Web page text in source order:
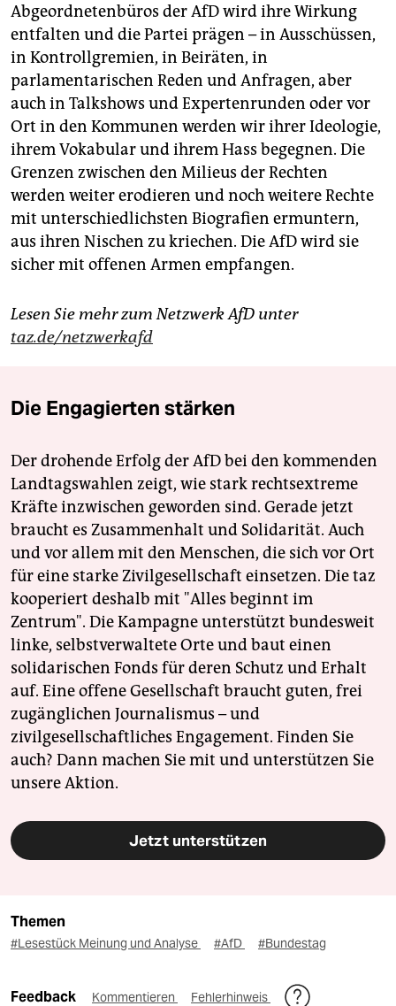
Abgeordnetenbüros der AfD wird ihre Wirkung
entfalten und die Partei prägen – in Ausschüssen,
in Kontrollgremien, in Beiräten, in
parlamentarischen Reden und Anfragen, aber
auch in Talkshows und Expertenrunden oder vor
Ort in den Kommunen werden wir ihrer Ideologie,
ihrem Vokabular und ihrem Hass begegnen. Die
Grenzen zwischen den Milieus der Rechten
werden weiter erodieren und noch weitere Rechte
mit unterschiedlichsten Biografien ermuntern,
aus ihren Nischen zu kriechen. Die AfD wird sie
sicher mit offenen Armen empfangen.
Lesen Sie mehr zum Netzwerk AfD unter
taz.de/netzwerkafd
Die Engagierten stärken
Der drohende Erfolg der AfD bei den kommenden
Landtagswahlen zeigt, wie stark rechtsextreme
Kräfte inzwischen geworden sind. Gerade jetzt
braucht es Zusammenhalt und Solidarität. Auch
und vor allem mit den Menschen, die sich vor Ort
für eine starke Zivilgesellschaft einsetzen. Die taz
kooperiert deshalb mit "Alles beginnt im
Zentrum". Die Kampagne unterstützt bundesweit
linke, selbstverwaltete Orte und baut einen
solidarischen Fonds für deren Schutz und Erhalt
auf. Eine offene Gesellschaft braucht guten, frei
zugänglichen Journalismus – und
zivilgesellschaftliches Engagement. Finden Sie
auch? Dann machen Sie mit und unterstützen Sie
unsere Aktion.
Jetzt unterstützen
Themen
#Lesestück Meinung und Analyse #AfD #Bundestag
Feedback Kommentieren Fehlerhinweis